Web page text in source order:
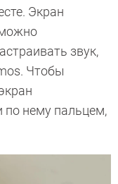
Экран
звук,
Чтобы
по нему пальцем,